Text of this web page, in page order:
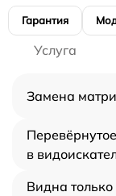
Гарантия
Услуга
Замена
в
Видна